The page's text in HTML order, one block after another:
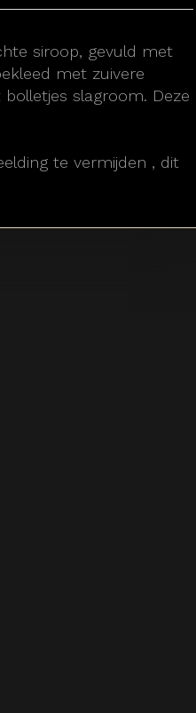
siroop, gevuld met
met zuivere
slagroom. Deze
te vermijden , dit